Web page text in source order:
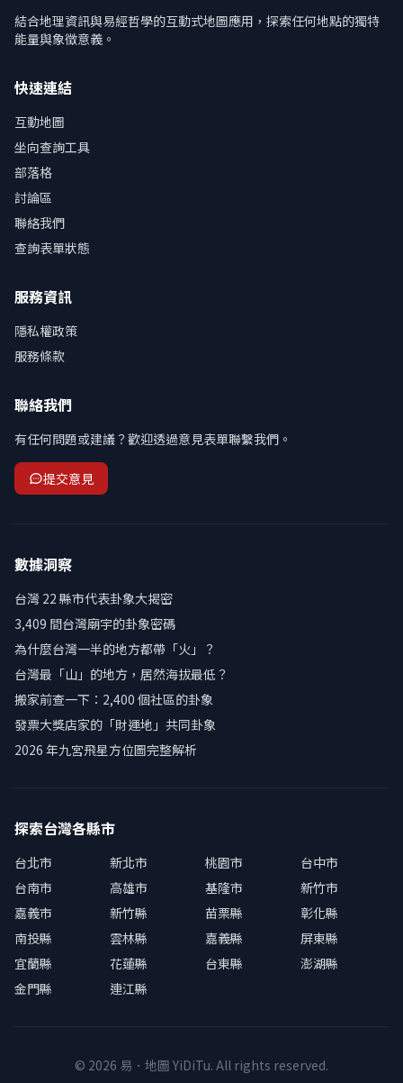
結合地理資訊與易經哲學的互動式地圖應用，探索任何地點的獨特
能量與象徵意義。
快速連結
互動地圖
坐向查詢工具
部落格
討論區
聯絡我們
查詢表單狀態
服務資訊
隱私權政策
服務條款
聯絡我們
有任何問題或建議？歡迎透過意見表單聯繫我們。
提交意見
數據洞察
台灣 22 縣市代表卦象大揭密
3,409 間台灣廟宇的卦象密碼
為什麼台灣一半的地方都帶「火」？
台灣最「山」的地方，居然海拔最低？
搬家前查一下：2,400 個社區的卦象
發票大獎店家的「財運地」共同卦象
2026 年九宮飛星方位圖完整解析
探索台灣各縣市
台北市 新北市 桃園市
台中市
台南市
高雄市 基隆市
新竹市
嘉義市
新竹縣 苗栗縣
彰化縣
南投縣
雲林縣 嘉義縣
屏東縣
宜蘭縣
花蓮縣 台東縣
澎湖縣
金門縣
連江縣
© 2026 易．地圖 YiDiTu. All rights reserved.